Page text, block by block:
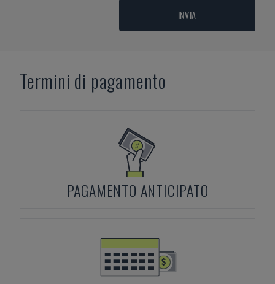
INVIA
Termini di pagamento
PAGAMENTO ANTICIPATO